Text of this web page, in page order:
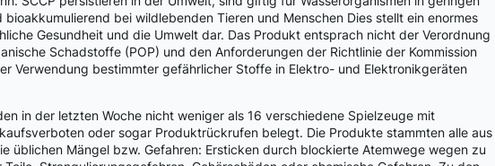
bioakkumulierend bei wildlebenden Tieren und Menschen Dies stellt ein enormes
Gesundheit und die Umwelt dar. Das Produkt entsprach nicht der Verordnung
Schadstoffe (POP) und den Anforderungen der Richtlinie der Kommission
Verwendung bestimmter gefährlicher Stoffe in Elektro- und Elektronikgeräten
in der letzten Woche nicht weniger als 16 verschiedene Spielzeuge mit
oder sogar Produktrückrufen belegt. Die Produkte stammten alle aus
üblichen Mängel bzw. Gefahren: Ersticken durch blockierte Atemwege wegen zu